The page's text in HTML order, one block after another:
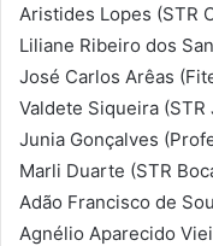
Aristides Lopes (STR
Liliane Ribeiro dos
José Carlos Arêas
Valdete Siqueira
Junia Gonçalves
Marli Duarte (STR
Adão Francisco de
Agnélio Aparecido